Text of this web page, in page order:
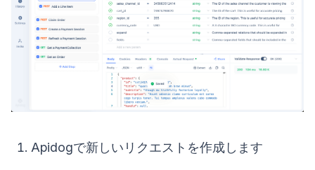
Apidogで新しいリクエストを作成します